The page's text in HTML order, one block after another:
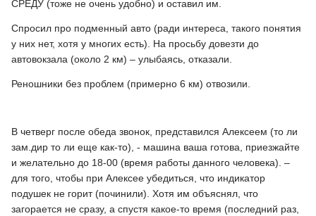
СРЕДУ (тоже не очень удобно) и оставил им.
Спросил про подменный авто (ради интереса, такого понятия
у них нет, хотя у многих есть). На просьбу довезти до
автовокзала (около 2 км) – улыбаясь, отказали.
Реношники без проблем (примерно 6 км) отвозили.
В четверг после обеда звонок, представился Алексеем (то ли
зам.дир то ли еще как-то), - машина ваша готова, приезжайте
и желательно до 18-00 (время работы данного человека). –
для того, чтобы при Алексее убедиться, что индикатор
подушек не горит (починили). Хотя им объяснял, что
загорается не сразу, а спустя какое-то время (последний раз,